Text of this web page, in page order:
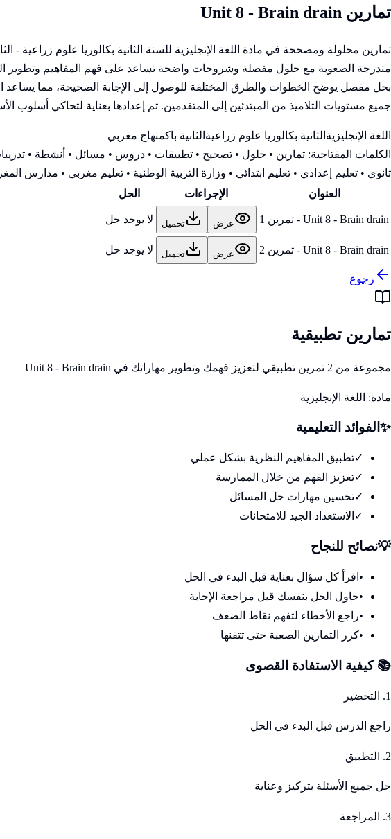
تمارين Unit 8 - Brain drain
تمارين محلولة ومصححة في مادة اللغة الإنجليزية للسنة الثانية بكالوريا علوم
متدرجة الصعوبة مع حلول مفصلة وشروحات واضحة تساعد على فهم المفاهيم وتطوير
بحل مفصل يوضح الخطوات والطرق المختلفة للوصول إلى الإجابة الصحيحة، مما يساعد
جميع مستويات التلاميذ من المبتدئين إلى المتقدمين. تم إعدادها بعناية لتحاكي أسلوب
اللغة الإنجليزية الثانية بكالوريا علوم زراعية الثانية باكمنهاج مغربي
الكلمات المفتاحية: تمارين • حلول • تصحيح • تطبيقات • دروس • مسائل • أنشطة •
ثانوي • تعليم إعدادي • تعليم ابتدائي • وزارة التربية الوطنية • تعليم مغربي • مدارس
العنوان
الإجراءات الحل
Unit 8 - Brain drain - تمرين 1 عرض تحميل لا يوجد حل
Unit 8 - Brain drain - تمرين 2 عرض تحميل لا يوجد حل
رجوع
تمارين تطبيقية
مجموعة من 2 تمرين تطبيقي لتعزيز فهمك وتطوير مهاراتك في Unit 8 - Brain drain
مادة: اللغة الإنجليزية
✨ الفوائد التعليمية
✓تطبيق المفاهيم النظرية بشكل عملي
✓تعزيز الفهم من خلال الممارسة
✓تحسين مهارات حل المسائل
✓ الاستعداد الجيد للامتحانات
💡نصائح للنجاح
• اقرأ كل سؤال بعناية قبل البدء في الحل
•حاول الحل بنفسك قبل مراجعة الإجابة
•راجع الأخطاء لتفهم نقاط الضعف
•كرر التمارين الصعبة حتى تتقنها
📚 كيفية الاستفادة القصوى
1. التحضير
راجع الدرس قبل البدء في الحل
2. التطبيق
حل جميع الأسئلة بتركيز وعناية
3. المراجعة